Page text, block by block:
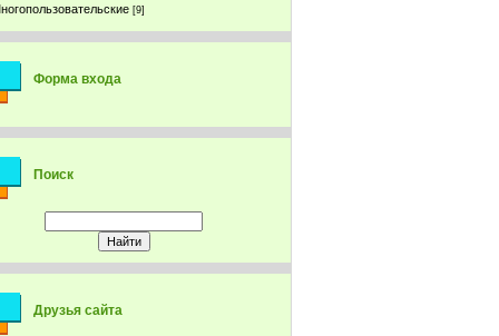
[9]
Форма входа
Поиск
Друзья сайта